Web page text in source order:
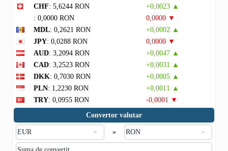
CHF: 5,6244 RON
+0,0023 ▲
: 0,0000 RON
0,0000 ▼
MDL: 0,2621 RON
+0,0002 ▲
JPY: 0,0288 RON
0,0000 ▼
AUD: 3,2094 RON
+0,0047 ▲
CAD: 3,2523 RON
+0,0031 ▲
DKK: 0,7030 RON
+0,0005 ▲
PLN: 1,2230 RON
+0,0011 ▲
TRY: 0,0955 RON
-0,0001 ▼
Convertor valutar
»